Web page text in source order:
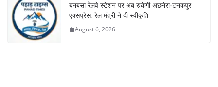
बनबसा रेलवे स्टेशन पर अब रुकेगी अछनेरा-टनकपुर
एक्सप्रेस, रेल मंत्री ने दी स्वीकृति
August 6, 2026